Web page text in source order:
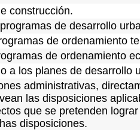
construcción.
de desarrollo
de ordenamiento
de ordenamiento
a los planes de desarrollo
administrativas,
las disposiciones
que se pretenden
disposiciones.